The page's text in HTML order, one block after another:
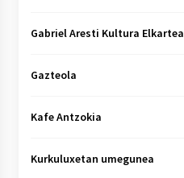
Gabriel Aresti Kultura Elkartea
Gazteola
Kafe Antzokia
Kurkuluxetan umegunea